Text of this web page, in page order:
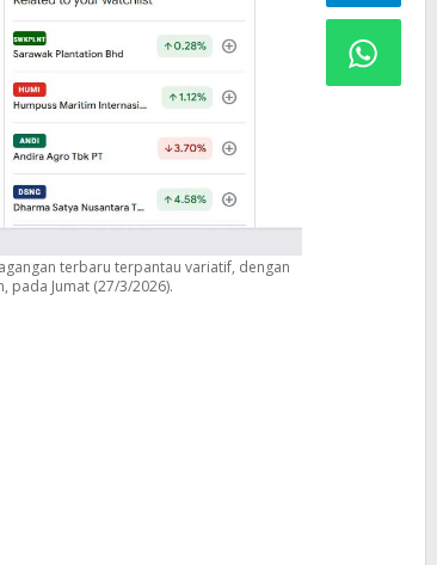
terbaru terpantau variatif, dengan
pada Jumat (27/3/2026).